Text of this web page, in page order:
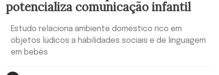
potencializa comunicação infantil
Estudo relaciona ambiente doméstico rico em
objetos lúdicos a habilidades sociais e de linguagem
em bebês